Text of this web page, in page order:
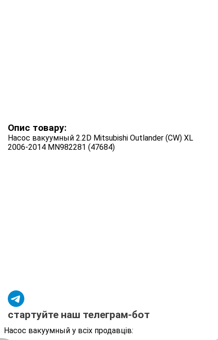
Опис товару:
Насос вакуумный 2.2D Mitsubishi Outlander (CW) XL
2006-2014 MN982281 (47684)
стартуйте наш телеграм-бот
Насос вакуумный у всіх продавців: